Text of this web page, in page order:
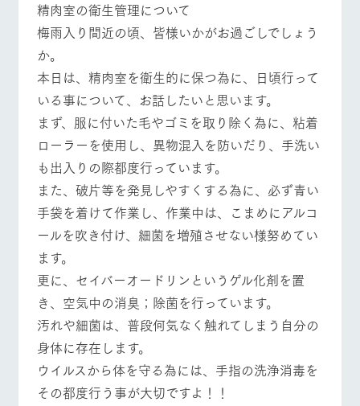
営業時
間・料金
交通アク
セス
よくいた
だく質問
団体のお
客様へ
ペットを
お連れの
お客様へ
お問い合
施設・体験情報
フラワー
ガーデン
花のある美しい
自然環境の中、
季節の移り変わ
りを存分に味わ
う
動物とふ
れあう
触れて、感じ
て、学ぶ。館ヶ
森の雄大な自然
なかで動物とふ
れあう
アクティ
ビティ／
ツリーハウスや
各種体験教室な
アクティビティ
レストラ
ン
知り尽くした料
理人が腕を振
い、ビュッフェ
スタイルで提供
ショップ
／お買い
丹精込めて育て
め、牧場産の逸
品を取り揃えた
店舗
牧場マッ
プ
ウンロード
周遊バス
生産品を見る
ArkFarm Wedding
ブログ
お問い合わせ・資料請求
生産品カタログ・資料DL
English (Google Translate)
ネットショップ
牧場トップ 今日の牧場
イベント/フェア レストラン/BBQ フラワーガーデン
動物とふれあう アクティビティ/体験 ショップ/お買い物
牧場マップを見る
営業時間・料金 交通アクセス
精肉室の衛生管理について
梅雨入り間近の頃、皆様いかがお過ごしでしょう
か。
本日は、精肉室を衛生的に保つ為に、日頃行って
いる事について、お話したいと思います。
まず、服に付いた毛やゴミを取り除く為に、粘着
ローラーを使用し、異物混入を防いだり、手洗い
も出入りの際都度行っています。
また、破片等を発見しやすくする為に、必ず青い
手袋を着けて作業し、作業中は、こまめにアルコ
ールを吹き付け、細菌を増殖させない様努めてい
ます。
更に、セイバーオードリンというゲル化剤を置
き、空気中の消臭；除菌を行っています。
汚れや細菌は、普段何気なく触れてしまう自分の
身体に存在します。
ウイルスから体を守る為には、手指の洗浄消毒を
その都度行う事が大切ですよ！！